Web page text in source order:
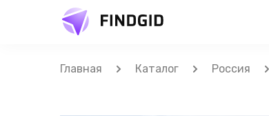
Главная Каталог Россия